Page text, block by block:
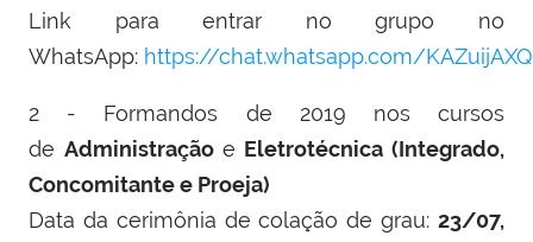
Link para entrar no grupo no
WhatsApp: https://chat.whatsapp.com/
2 - Formandos de 2019 nos cursos
de Administração e Eletrotécnica (Integrado,
Concomitante e Proeja)
Data da cerimônia de colação de grau: 23/07,